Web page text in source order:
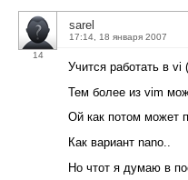
14
sarel
17:14, 18 января 2007
Учится работать в vi
Тем более из vim
Ой как потом может
Как вариант nano..
Но чтот я думаю в